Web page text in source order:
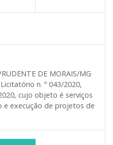
DE MORAIS/MG
n. º 043/2020,
cujo objeto é serviços
e execução de projetos de